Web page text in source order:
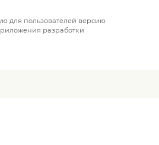
для пользователей версию
разработки